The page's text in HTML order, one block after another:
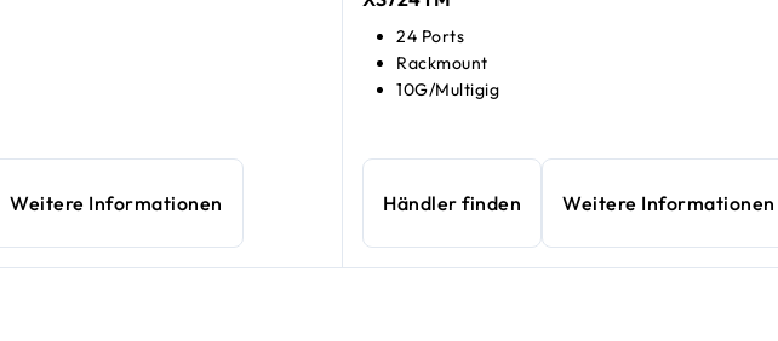
Weitere Informationen
24 Ports
Rackmount
10G/Multigig
Händler finden Weitere Informationen